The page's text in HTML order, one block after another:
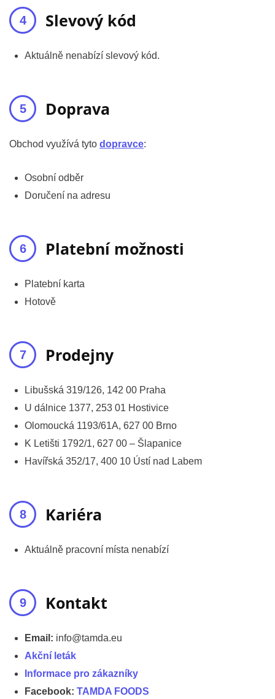
Slevový kód
Aktuálně nenabízí slevový kód.
Doprava
Obchod využívá tyto dopravce:
Osobní odběr
Doručení na adresu
Platební možnosti
Platební karta
Hotově
Prodejny
Libušská 319/126, 142 00 Praha
U dálnice 1377, 253 01 Hostivice
Olomoucká 1193/61A, 627 00 Brno
K Letišti 1792/1, 627 00 – Šlapanice
Havířská 352/17, 400 10 Ústí nad Labem
Kariéra
Aktuálně pracovní místa nenabízí
Kontakt
Email: info@tamda.eu
Akční leták
Informace pro zákazníky
Facebook: TAMDA FOODS